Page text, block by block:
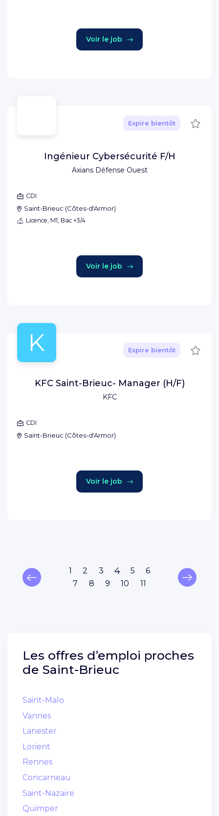
Voir le job
Axians Défense Ouest
Expire bientôt
Ingénieur Cybersécurité F/H
CDI
Saint-Brieuc (Côtes-d'Armor)
Licence, M1, Bac +3/4
Voir le job
K
KFC
Expire bientôt
KFC Saint-Brieuc- Manager (H/F)
CDI
Saint-Brieuc (Côtes-d'Armor)
Voir le job
1 2 3 4 5
6
7
8 9 10 11
Les offres d’emploi proches
de Saint-Brieuc
Saint-Malo
Vannes
Lanester
Lorient
Rennes
Concarneau
Saint-Nazaire
Quimper